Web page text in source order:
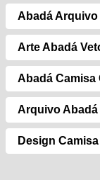
Abadá
Arte Abadá
Abadá Camisa
Arquivo Abadá
Design